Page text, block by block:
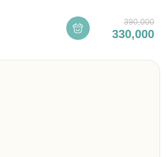
390,000
330,000